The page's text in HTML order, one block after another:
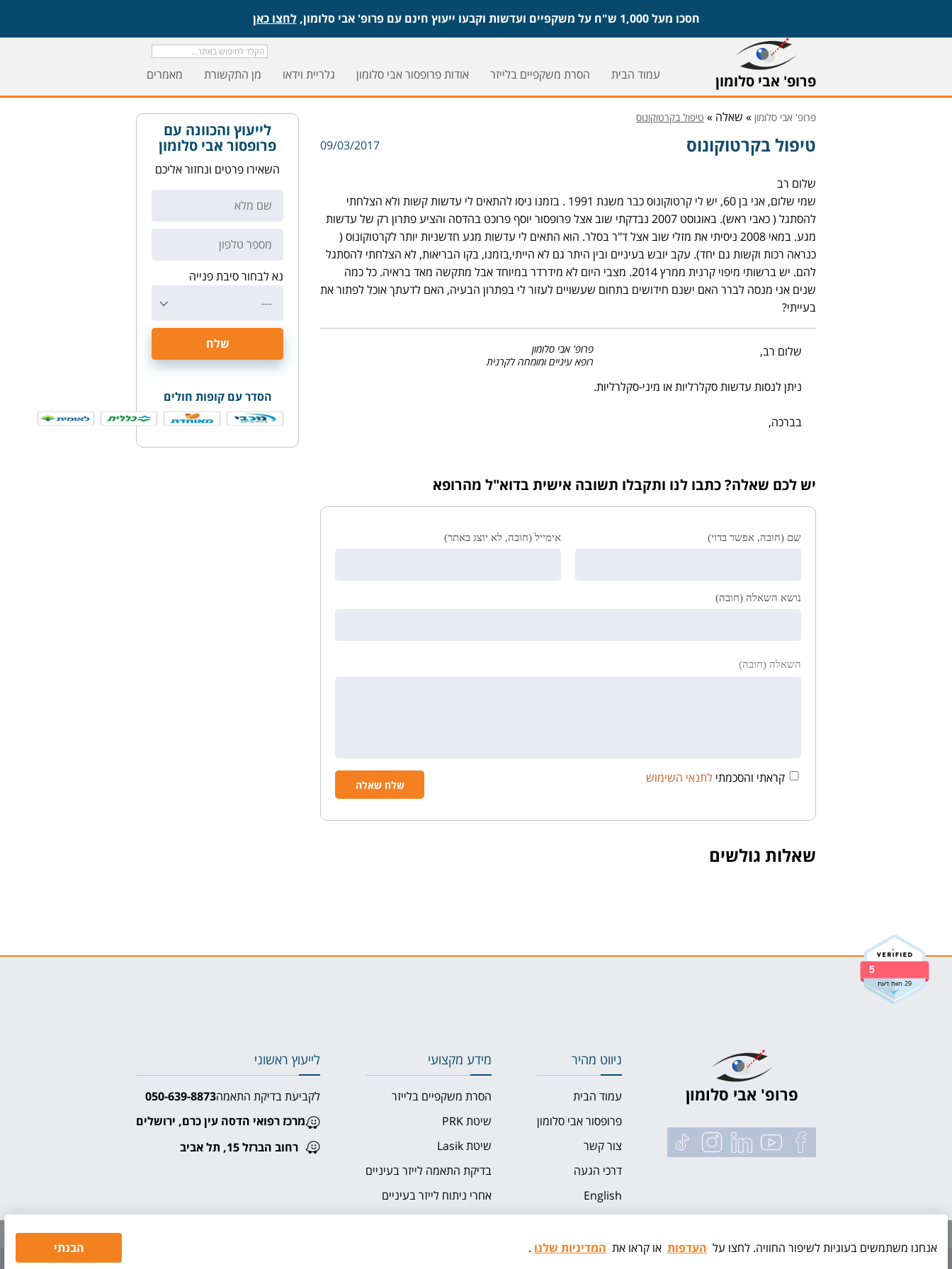
חסכו מעל 1,000 ש"ח על משקפיים ועדשות וקבעו ייעוץ חינם עם פרופ' אבי סלומון, לחצו כאן
פרופ' אבי סלומון עמוד הבית הסרת משקפיים בלייזר אודות פרופסור אבי סלומון גלריית וידאו מן התקשורת מאמרים
פרופ' אבי סלומון » שאלה » טיפול בקרטוקונוס
טיפול בקרטוקונוס 09/03/2017
שלום רב
שמי שלום, אני בן 60, יש לי קרטוקונוס כבר משנת 1991 . בזמנו ניסו להתאים לי עדשות קשות ולא הצלחתי
להסתגל ( כאבי ראש). באוגוסט 2007 נבדקתי שוב אצל פרופסור יוסף פרוכט בהדסה והציע פתרון רק של עדשות
מגע. במאי 2008 ניסיתי את מזלי שוב אצל ד"ר בסלר. הוא התאים לי עדשות מגע חדשניות יותר לקרטוקונוס (
כנראה רכות וקשות גם יחד). עקב יובש בעיניים ובין היתר גם לא הייתי,בזמנו, בקו הבריאות, לא הצלחתי להסתגל
להם. יש ברשותי מיפוי קרנית ממרץ 2014. מצבי היום לא מידרדר במיוחד אבל מתקשה מאד בראיה. כל כמה
שנים אני מנסה לברר האם ישנם חידושים בתחום שעשויים לעזור לי בפתרון הבעיה, האם לדעתך אוכל לפתור את
בעייתי?
שלום רב,
ניתן לנסות עדשות סקלרליות או מיני-סקלרליות.
בברכה,
פרופ' אבי סלומון
רופא עיניים ומומחה לקרנית
יש לכם שאלה? כתבו לנו ותקבלו תשובה אישית בדוא"ל מהרופא
שם (חובה, אפשר בדוי) אימייל (חובה, לא יוצג באתר)
נושא השאלה (חובה)
השאלה (חובה)
קראתי והסכמתי לתנאי השימוש
שאלות גולשים
לייעוץ והכוונה עם
פרופסור אבי סלומון
השאירו פרטים ונחזור אליכם
נא לבחור סיבת פנייה
---
הסדר עם קופות חולים
5
29 חוות דעת
פרופ' אבי סלומון
ניווט מהיר
עמוד הבית
פרופסור אבי סלומון
צור קשר
דרכי הגעה
English
מידע מקצועי
הסרת משקפיים בלייזר
שיטת PRK
שיטת Lasik
בדיקת התאמה לייזר בעיניים
אחרי ניתוח לייזר בעיניים
לייעוץ ראשוני
לקביעת בדיקת התאמה050-639-8873⁩
מרכז רפואי הדסה עין כרם, ירושלים
רחוב הברזל 15, תל אביב
אנחנו משתמשים בעוגיות לשיפור החוויה. לחצו על העדפות או קראו את המדיניות שלנו . הבנתי